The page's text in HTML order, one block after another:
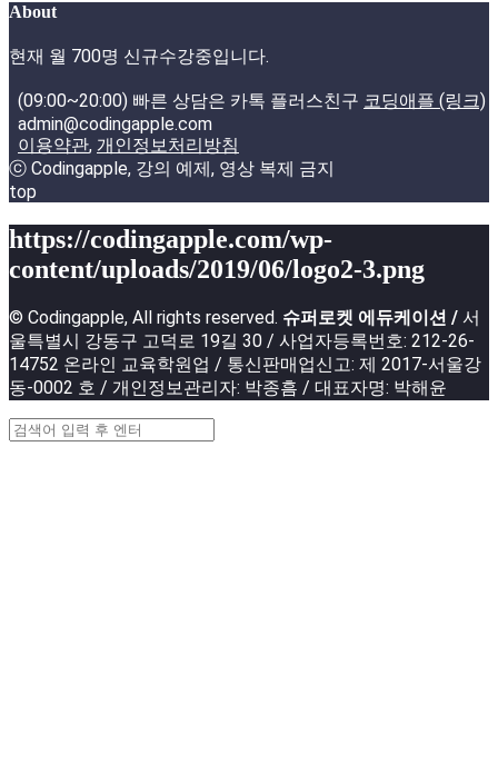
About
현재 월 700명 신규수강중입니다.
(09:00~20:00) 빠른 상담은 카톡 플러스친구 코딩애플 (링크)
admin@codingapple.com
이용약관, 개인정보처리방침
ⓒ Codingapple, 강의 예제, 영상 복제 금지
top
https://codingapple.com/wp-
content/uploads/2019/06/logo2-3.png
© Codingapple, All rights reserved. 슈퍼로켓 에듀케이션 / 서
울특별시 강동구 고덕로 19길 30 / 사업자등록번호: 212-26-
14752 온라인 교육학원업 / 통신판매업신고: 제 2017-서울강
동-0002 호 / 개인정보관리자: 박종흠 / 대표자명: 박해윤